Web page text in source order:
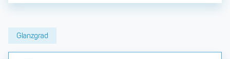
Glanzgrad